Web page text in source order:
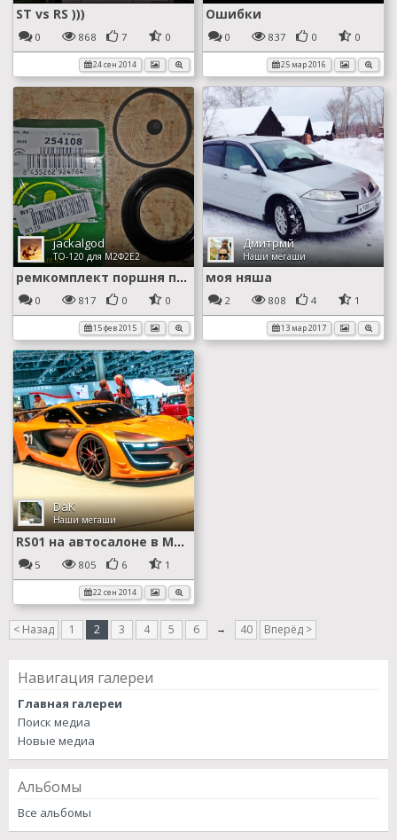
ST vs RS )))
0 868 7 0
24 сен 2014
Ошибки
0 837 0 0
25 мар 2016
jackalgod
ТО-120 для М2Ф2Е2
ремкомплект поршня переднего тормозного суппорта
0 817 0 0
15 фев 2015
Дмитрмй
Наши мегаши
моя няша
2 808 4 1
13 мар 2017
DaK
Наши мегаши
RS01 на автосалоне в Москве
5 805 6 1
22 сен 2014
< Назад 1 2 3 4 5 6 → 40 Вперёд >
Навигация галереи
Главная галереи
Поиск медиа
Новые медиа
Альбомы
Все альбомы